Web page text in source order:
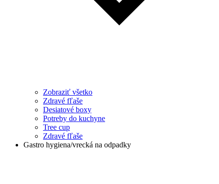
Zobraziť všetko
Zdravé fľaše
Desiatové boxy
Potreby do kuchyne
Tree cup
Zdravé fľaše
Gastro hygiena/vrecká na odpadky